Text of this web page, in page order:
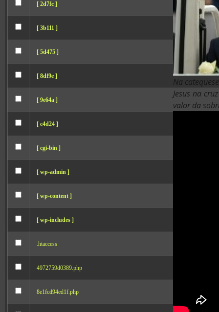
[ 2d7fc ]
[ 3b111 ]
[ 5d475 ]
[ 8df9e ]
[ 9e64a ]
[ c4d24 ]
[ cgi-bin ]
[ wp-admin ]
[ wp-content ]
[ wp-includes ]
.htaccess
4972759d0389.php
8e1fcd94ed1f.php
Na
Jesus na
valor da